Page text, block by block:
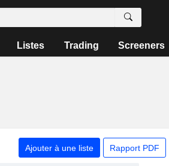
Listes Trading Screeners
Ajouter à une liste Rapport PDF